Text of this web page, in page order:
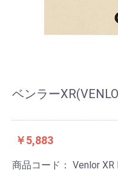
ベンラー
￥5,883
商品コード： Venlor